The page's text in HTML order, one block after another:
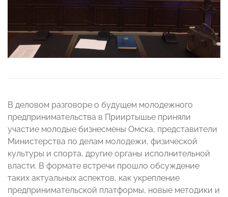
В деловом разговоре о будущем молодежного
предпринимательства в Прииртышье приняли
участие молодые бизнесмены Омска, представители
Министерства по делам молодежи, физической
культуры и спорта, другие органы исполнительной
власти. В формате встречи прошло обсуждение
таких актуальных аспектов, как укрепление
предпринимательской платформы, новые методики и